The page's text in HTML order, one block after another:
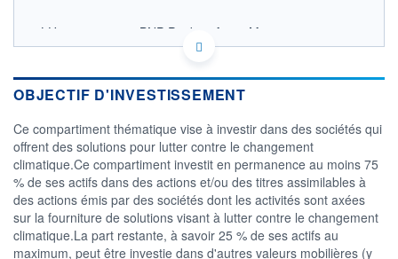
LU2249475349 - BNP Paribas Asset Management
Luxembourg
Consulter le prospectus / DIC
03/12 02/04
90
100
120
OBJECTIF D'INVESTISSEMENT
Ce compartiment thématique vise à investir dans des sociétés qui
offrent des solutions pour lutter contre le changement
climatique.Ce compartiment investit en permanence au moins 75
% de ses actifs dans des actions et/ou des titres assimilables à
des actions émis par des sociétés dont les activités sont axées
sur la fourniture de solutions visant à lutter contre le changement
climatique.La part restante, à savoir 25 % de ses actifs au
maximum, peut être investie dans d'autres valeurs mobilières (y